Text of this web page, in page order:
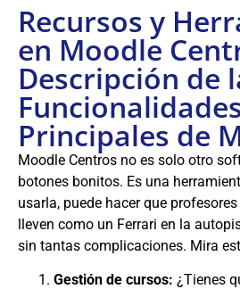
Recursos y
en Moodle
Descripción de
Principales de
Moodle Centros no es solo otro
botones bonitos. Es una
usarla, puede hacer que
lleven como un Ferrari en la
sin tantas complicaciones. Mira
Gestión de cursos: ¿Tienes